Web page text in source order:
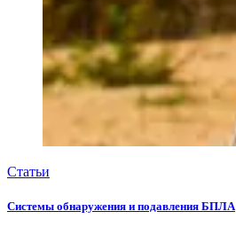
Статьи
Системы обнаружения и подавления БПЛА